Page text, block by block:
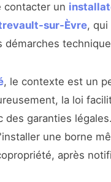
contacter un
sur-Èvre, qui
démarches
, le contexte est un
la loi
des garanties
une borne
après